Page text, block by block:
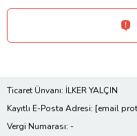
Ticaret Ünvanı: İLKER YALÇIN
Kayıtlı E-Posta Adresi: [email
Vergi Numarası: -